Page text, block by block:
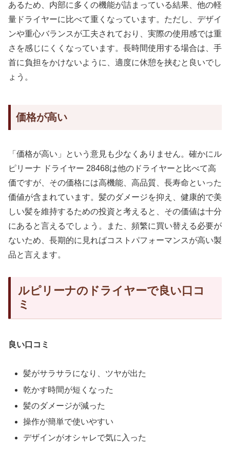
あるため、内部に多くの機能が詰まっている結果、他の軽
量ドライヤーに比べて重くなっています。ただし、デザイ
ンや重心バランスが工夫されており、実際の使用感では重
さを感じにくくなっています。長時間使用する場合は、手
首に負担をかけないように、適度に休憩を挟むと良いでし
ょう。
価格が高い
「価格が高い」という意見も少なくありません。確かにル
ピリーナ ドライヤー 28468は他のドライヤーと比べて高
価ですが、その価格には高機能、高品質、長寿命といった
価値が含まれています。髪のダメージを抑え、健康的で美
しい髪を維持するための投資と考えると、その価値は十分
にあると言えるでしょう。また、頻繁に買い替える必要が
ないため、長期的に見ればコストパフォーマンスが高い製
品と言えます。
ルピリーナのドライヤーで良い口コ
ミ
良い口コミ
髪がサラサラになり、ツヤが出た
乾かす時間が短くなった
髪のダメージが減った
操作が簡単で使いやすい
デザインがオシャレで気に入った